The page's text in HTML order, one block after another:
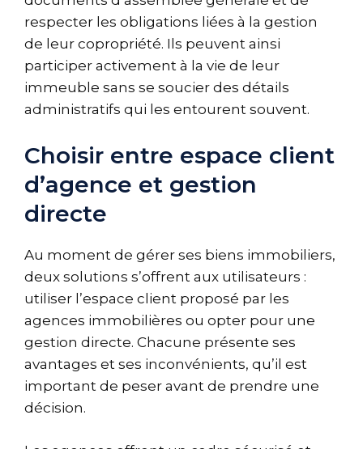
respecter les obligations liées à la gestion
de leur copropriété. Ils peuvent ainsi
participer activement à la vie de leur
immeuble sans se soucier des détails
administratifs qui les entourent souvent.
Choisir entre espace client
d’agence et gestion
directe
Au moment de gérer ses biens immobiliers,
deux solutions s’offrent aux utilisateurs :
utiliser l’espace client proposé par les
agences immobilières ou opter pour une
gestion directe. Chacune présente ses
avantages et ses inconvénients, qu’il est
important de peser avant de prendre une
décision.